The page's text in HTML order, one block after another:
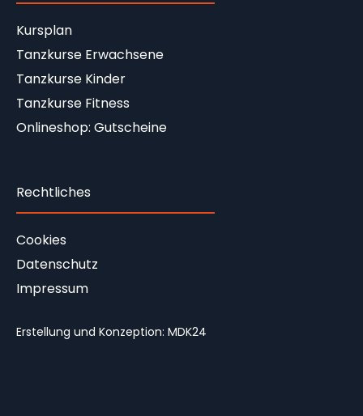
Kursplan
Tanzkurse Erwachsene
Tanzkurse Kinder
Tanzkurse Fitness
Onlineshop: Gutscheine
Rechtliches
Cookies
Datenschutz
Impressum
Erstellung und Konzeption: MDK24